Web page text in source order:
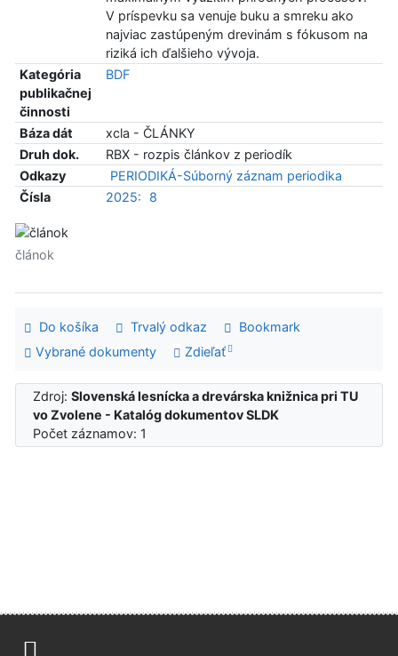
V príspevku sa venuje buku a smreku ako
najviac zastúpeným drevinám s fókusom na
riziká ich ďalšieho vývoja.
Kategória
publikačnej
činnosti
BDF
Báza dát
xcla - ČLÁNKY
Druh dok.
RBX - rozpis článkov z periodík
Odkazy
PERIODIKÁ-Súborný záznam periodika
Čísla
2025: 8
článok
Do košíka Trvalý odkaz
Bookmark
Vybrané dokumenty
Zdieľať
Zdroj:Slovenská lesnícka a drevárska knižnica pri TU
vo Zvolene - Katalóg dokumentov SLDK
Počet záznamov: 1